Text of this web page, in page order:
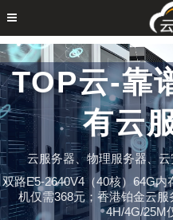
TOP云-靠
有云
云服务器、物理服务器、
双路E5-2640V4（40核）64G
机仅需368元；香港铂金云服
4H/4G/25M